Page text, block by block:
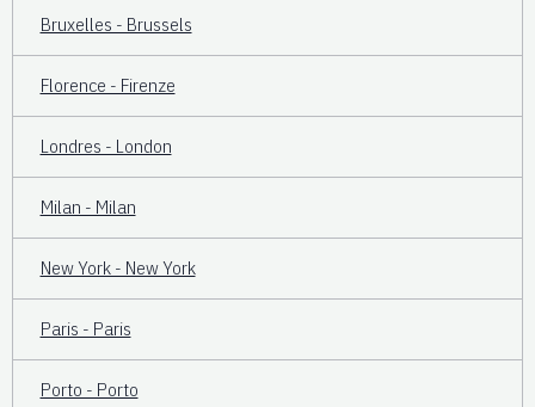
Bruxelles - Brussels
Florence - Firenze
Londres - London
Milan - Milan
New York - New York
Paris - Paris
Porto - Porto